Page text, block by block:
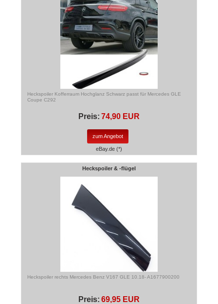
Heckspoiler Kofferraum Hochglanz Schwarz passt für Mercedes GLE
Coupe C292
Preis: 74,90 EUR
zum Angebot
eBay.de (*)
Heckspoiler & -flügel
Heckspoiler rechts Mercedes Benz V167 GLE 10.18- A1677900200
Preis: 69,95 EUR